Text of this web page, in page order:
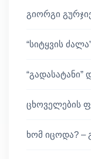
გიორგი
“სიტყვის
ცხოველების
ხომ იცოდა? –